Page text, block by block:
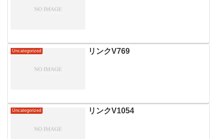
Uncategorized リンクV769
Uncategorized リンクV1054